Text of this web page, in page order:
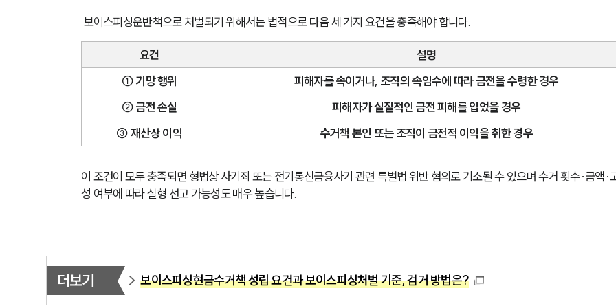
보이스피싱운반책으로 처벌되기 위해서는 법적으로 다음 세 가지 요건을 충족해야 합니다.
요건
설명
① 기망 행위
피해자를 속이거나, 조직의 속임수에 따라 금전을 수령한 경우
② 금전 손실
피해자가 실질적인 금전 피해를 입었을 경우
③ 재산상 이익
수거책 본인 또는 조직이 금전적 이익을 취한 경우
이 조건이 모두 충족되면 형법상 사기죄 또는 전기통신금융사기 관련 특별법 위반 혐의로 기소될 수 있으며 수거 횟수·금액·
성 여부에 따라 실형 선고 가능성도 매우 높습니다.
더보기 보이스피싱현금수거책 성립 요건과 보이스피싱처벌 기준, 검거 방법은?